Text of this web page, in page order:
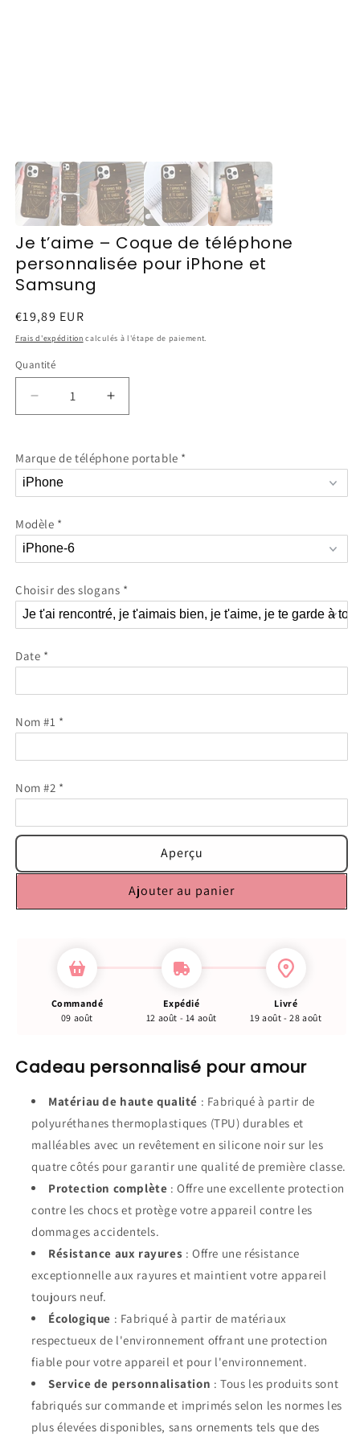
Je t’aime – Coque de téléphone
personnalisée pour iPhone et
Samsung
Prix
habituel
€19,89 EUR
Frais d'expédition calculés à l'étape de paiement.
Quantité
Réduire
la
de
Je
t’aime
Coque
de
téléphone
pour
iPhone
et
Augmenter
la
de
Je
de
pour
iPhone
et
Marque de téléphone portable *
Modèle *
Choisir des slogans *
Date *
Nom #1 *
Nom #2 *
Aperçu
Ajouter au panier
Commandé
09 août
Expédié
12 août - 14 août
Livré
19 août - 28 août
Cadeau personnalisé pour amour
Matériau de haute qualité : Fabriqué à partir de
polyuréthanes thermoplastiques (TPU) durables et
malléables avec un revêtement en silicone noir sur les
quatre côtés pour garantir une qualité de première classe.
Protection complète : Offre une excellente protection
contre les chocs et protège votre appareil contre les
dommages accidentels.
Résistance aux rayures : Offre une résistance
exceptionnelle aux rayures et maintient votre appareil
toujours neuf.
Écologique : Fabriqué à partir de matériaux
respectueux de l'environnement offrant une protection
fiable pour votre appareil et pour l'environnement.
Service de personnalisation : Tous les produits sont
fabriqués sur commande et imprimés selon les normes les
plus élevées disponibles, sans ornements tels que des